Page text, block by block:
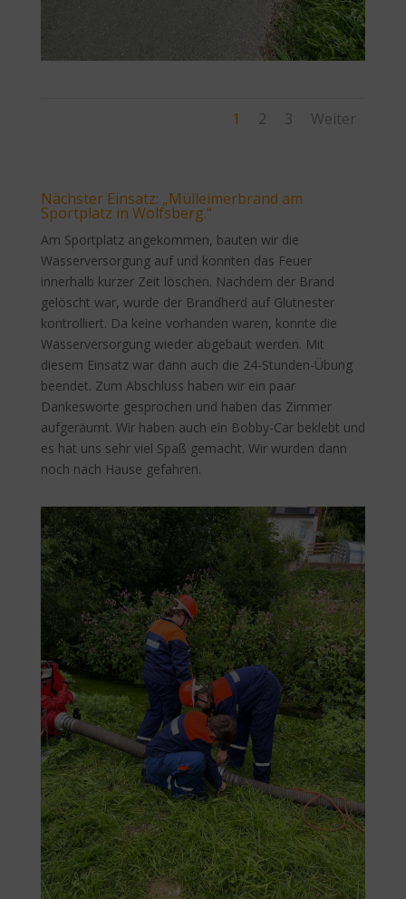
1 2 3 Weiter
Nächster Einsatz: „Mülleimerbrand am
Sportplatz in Wolfsberg.“
Am Sportplatz angekommen, bauten wir die
Wasserversorgung auf und konnten das Feuer
innerhalb kurzer Zeit löschen. Nachdem der Brand
gelöscht war, wurde der Brandherd auf Glutnester
kontrolliert. Da keine vorhanden waren, konnte die
Wasserversorgung wieder abgebaut werden. Mit
diesem Einsatz war dann auch die 24-Stunden-Übung
beendet. Zum Abschluss haben wir ein paar
Dankesworte gesprochen und haben das Zimmer
aufgeräumt. Wir haben auch ein Bobby-Car beklebt und
es hat uns sehr viel Spaß gemacht. Wir wurden dann
noch nach Hause gefahren.